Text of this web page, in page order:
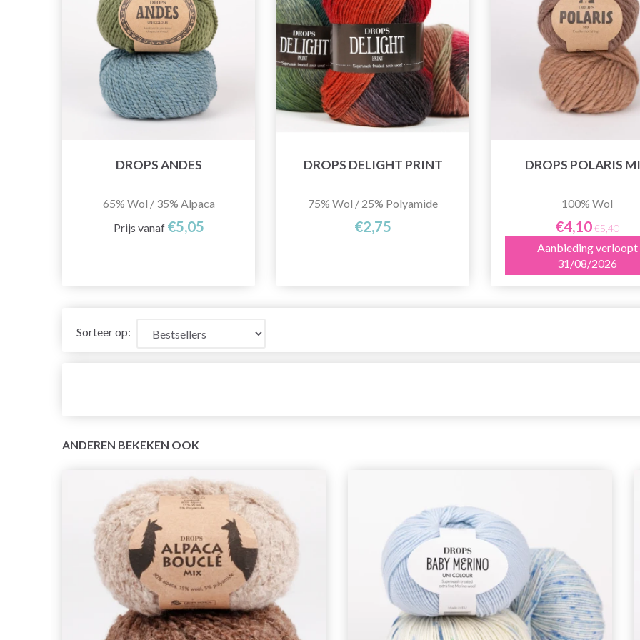
DROPS ANDES
65% Wol / 35% Alpaca
Prijs vanaf €5,05
DROPS DELIGHT PRINT
75% Wol / 25% Polyamide
€2,75
DROPS POLARIS
100% Wol
€4,10€5,40
Aanbieding verloopt
31/08/2026
Sorteer op:
ANDEREN BEKEKEN OOK